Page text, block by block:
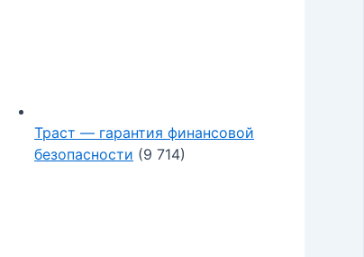
Траст — гарантия финансовой
безопасности (9 714)